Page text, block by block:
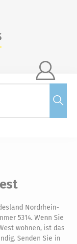

Nordrhein-
5314. Wenn Sie
wohnen, ist das
Senden Sie in